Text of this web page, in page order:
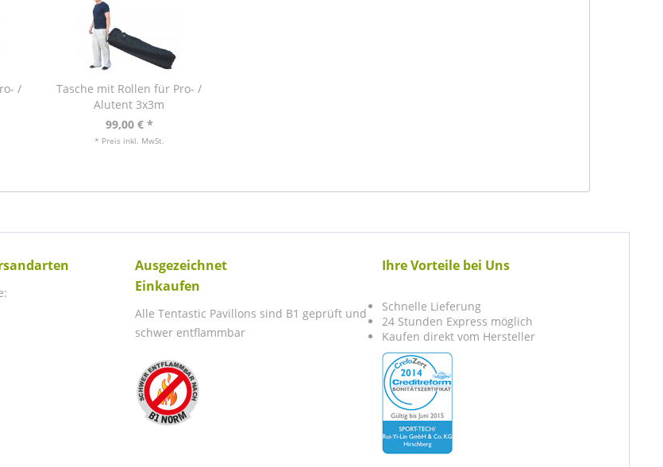
/
Tasche mit Rollen für Pro- /
Alutent 3x3m
99,00 € *
* Preis inkl. MwSt.
Ausgezeichnet
Einkaufen
Alle Tentastic Pavillons sind B1 geprüft und
schwer entflammbar
Ihre Vorteile bei Uns
Schnelle Lieferung
24 Stunden Express möglich
Kaufen direkt vom Hersteller